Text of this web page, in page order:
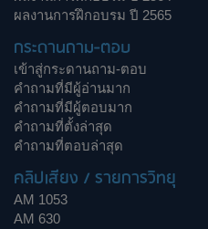
ผลงานการฝึกอบรม ปี 2565
กระดานถาม-ตอบ
เข้าสู่กระดานถาม-ตอบ
คำถามที่มีผู้อ่านมาก
คำถามที่มีผู้ตอบมาก
คำถามที่ตั้งล่าสุด
คำถามที่ตอบล่าสุด
คลิปเสียง / รายการวิทยุ
AM 1053
AM 630